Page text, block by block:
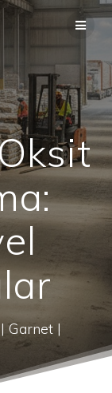
Garnet |